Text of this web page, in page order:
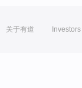
关于有道 Investors